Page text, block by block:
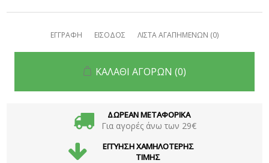
ΕΓΓΡΑΦΗ ΕΙΣΟΔΟΣ ΛΙΣΤΑ ΑΓΑΠΗΜΕΝΩΝ (0)
ΚΑΛΑΘΙ ΑΓΟΡΩΝ (0)
ΔΩΡΕΑΝ ΜΕΤΑΦΟΡΙΚΑ
Για αγορές άνω των 29€
ΕΓΓΥΗΣΗ ΧΑΜΗΛΟΤΕΡΗΣ
ΤΙΜΗΣ